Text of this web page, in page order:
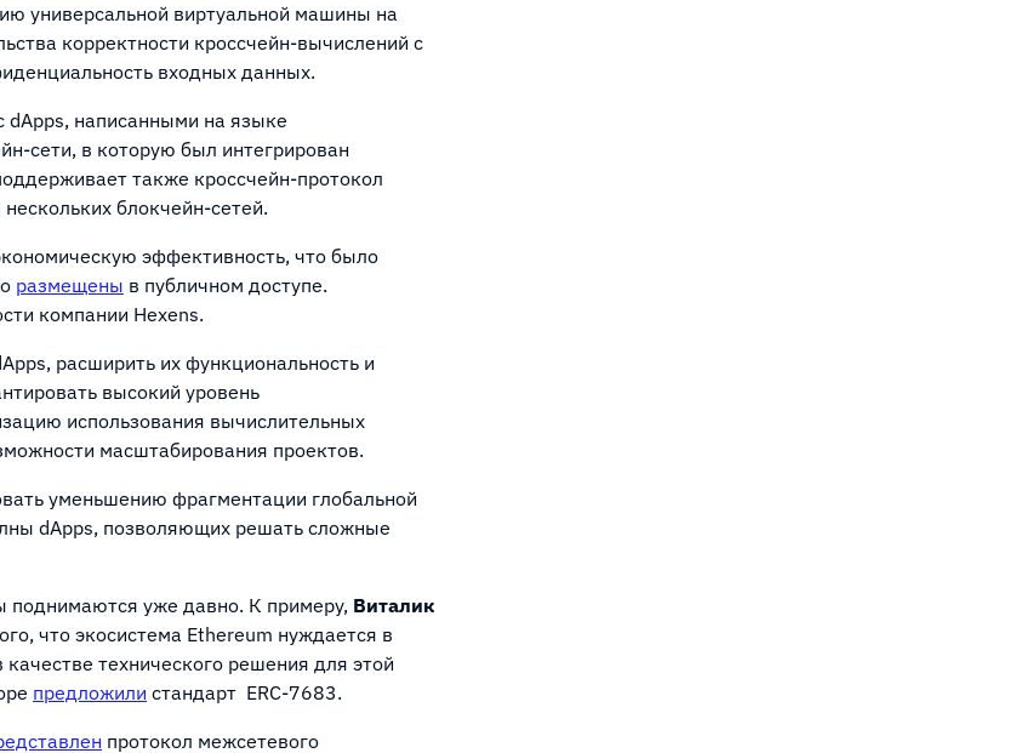
универсальной виртуальной машины на
корректности кроссчейн-вычислений с
входных данных.
dApps, написанными на языке
сети, в которую был интегрирован
также кроссчейн-протокол
блокчейн-сетей.
эффективность, что было
размещены в публичном доступе.
компании Hexens.
расширить их функциональность и
высокий уровень
использования вычислительных
масштабирования проектов.
уменьшению фрагментации глобальной
dApps, позволяющих решать сложные
поднимаются уже давно. К примеру, Виталик
что экосистема Ethereum нуждается в
технического решения для этой
предложили стандарт ERC-7683.
протокол межсетевого